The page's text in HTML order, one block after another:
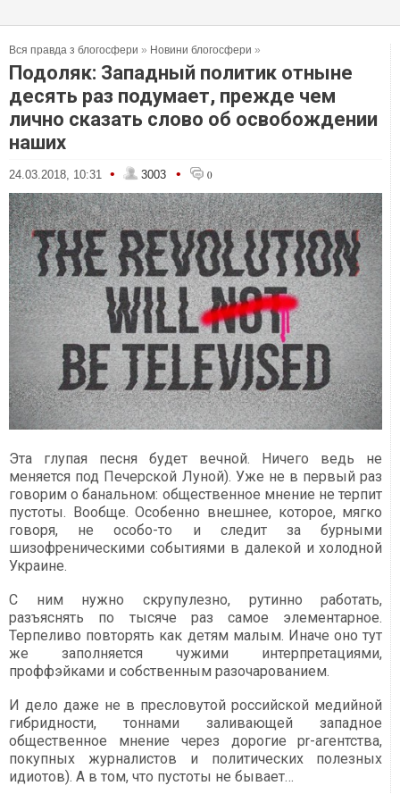
Вся правда з блогосфери » Новини блогосфери »
Подоляк: Западный политик отныне
десять раз подумает, прежде чем
лично сказать слово об освобождении
наших
24.03.2018, 10:31 • 3003 • 0
Эта глупая песня будет вечной. Ничего ведь не
меняется под Печерской Луной). Уже не в первый раз
говорим о банальном: общественное мнение не терпит
пустоты. Вообще. Особенно внешнее, которое, мягко
говоря, не особо-то и следит за бурными
шизофреническими событиями в далекой и холодной
Украине.
С ним нужно скрупулезно, рутинно работать,
разъяснять по тысяче раз самое элементарное.
Терпеливо повторять как детям малым. Иначе оно тут
же заполняется чужими интерпретациями,
проффэйками и собственным разочарованием.
И дело даже не в пресловутой российской медийной
гибридности, тоннами заливающей западное
общественное мнение через дорогие pr-агентства,
покупных журналистов и политических полезных
идиотов). А в том, что пустоты не бывает…